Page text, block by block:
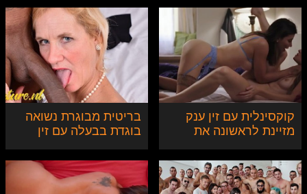
קוקסינלית עם זין ענק
מזיינת לראשונה את
בריטית מבוגרת נשואה
בוגדת בבעלה עם זין